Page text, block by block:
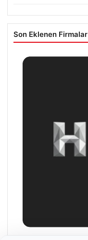
Son Eklenen Firmalar